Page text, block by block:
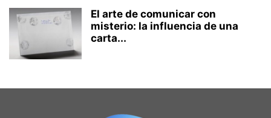
El arte de comunicar con
misterio: la influencia de una
carta...